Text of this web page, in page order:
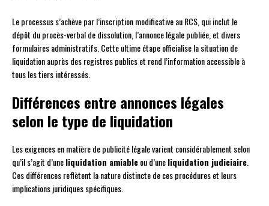
Le processus s’achève par l’inscription modificative au RCS, qui inclut le
dépôt du procès-verbal de dissolution, l’annonce légale publiée, et divers
formulaires administratifs. Cette ultime étape officialise la situation de
liquidation auprès des registres publics et rend l’information accessible à
tous les tiers intéressés.
Différences entre annonces légales
selon le type de liquidation
Les exigences en matière de publicité légale varient considérablement selon
qu’il s’agit d’uneliquidation amiableou d’uneliquidation judiciaire
Ces différences reflètent la nature distincte de ces procédures et leurs
implications juridiques spécifiques.